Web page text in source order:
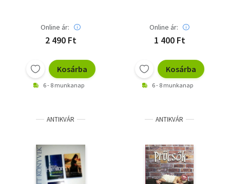
Online ár:
2 490 Ft
Kosárba
6 - 8 munkanap
Online ár:
1 400 Ft
Kosárba
6 - 8 munkanap
ANTIKVÁR ANTIKVÁR